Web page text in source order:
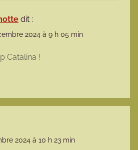
dit :
2024 à 9 h 05 min
Catalina !
2024 à 10 h 23 min